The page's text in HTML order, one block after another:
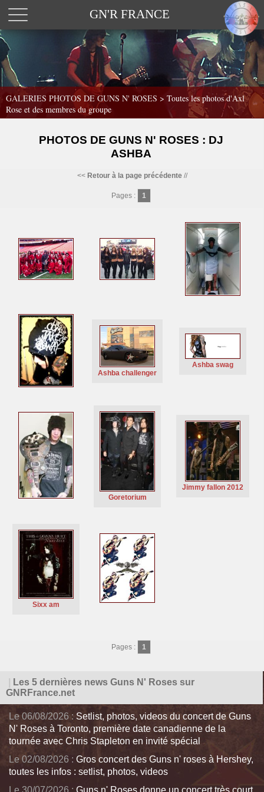
GN'R FRANCE
GALERIES PHOTOS DE GUNS N' ROSES > Toutes les photos d'Axl
Rose et des membres du groupe
PHOTOS DE GUNS N' ROSES : DJ
ASHBA
<< Retour à la page précédente//
Pages : 1
Ashba challenger
Ashba swag
Goretorium
Jimmy fallon 2012
Sixx am
Pages : 1
Les 5 dernières news Guns N' Roses sur
GNRFrance.net
Le 06/08/2026 : Setlist, photos, videos du concert de Guns
N' Roses à Toronto, première date canadienne de la
tournée avec Chris Stapleton en invité spécial
Le 02/08/2026 : Gros concert des Guns n' roses à Hershey,
toutes les infos : setlist, photos, videos
Le 30/07/2026 : Guns n' Roses donne un concert très court